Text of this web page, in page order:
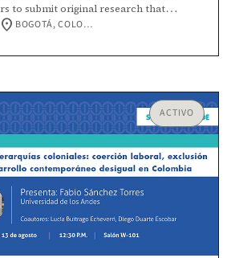
to submit original research that
a deeper understanding of informal
will bring together the academic
dialogue, strengthen
research networks, and expand
knowledge across diverse economic contexts.
location_on BOGOTÁ, COLOMBIA
ACTIVO